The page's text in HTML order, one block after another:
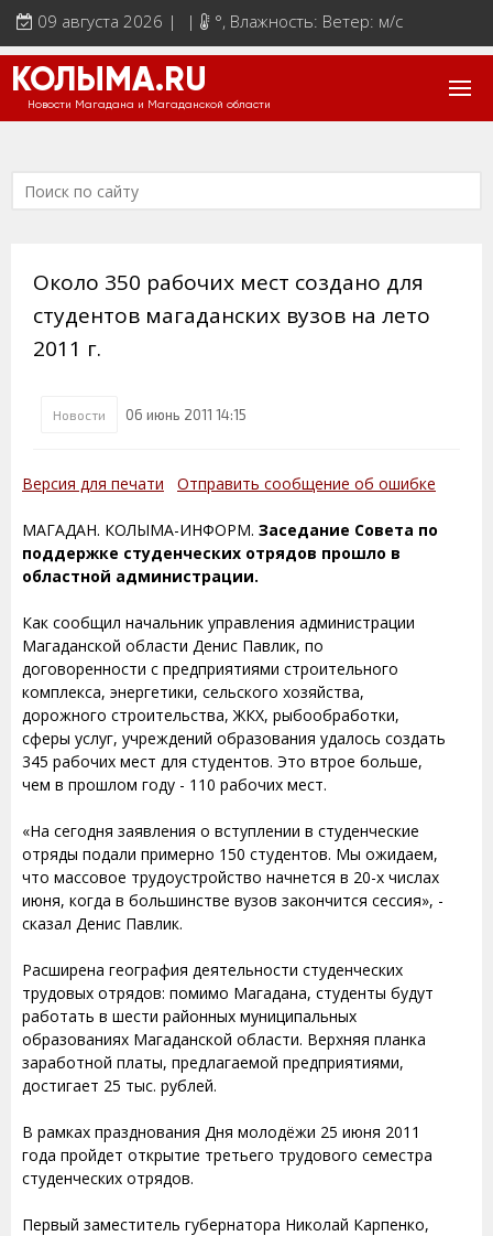
09 августа 2026 | | °, Влажность: Ветер: м/с
КОЛЫМА.RU
Новости Магадана и Магаданской области
Около 350 рабочих мест создано для
студентов магаданских вузов на лето
2011 г.
Новости 06 июнь 2011 14:15
Версия для печати Отправить сообщение об ошибке
МАГАДАН. КОЛЫМА-ИНФОРМ. Заседание Совета по
поддержке студенческих отрядов прошло в
областной администрации.
Как сообщил начальник управления администрации
Магаданской области Денис Павлик, по
договоренности с предприятиями строительного
комплекса, энергетики, сельского хозяйства,
дорожного строительства, ЖКХ, рыбообработки,
сферы услуг, учреждений образования удалось создать
345 рабочих мест для студентов. Это втрое больше,
чем в прошлом году - 110 рабочих мест.
«На сегодня заявления о вступлении в студенческие
отряды подали примерно 150 студентов. Мы ожидаем,
что массовое трудоустройство начнется в 20-х числах
июня, когда в большинстве вузов закончится сессия», -
сказал Денис Павлик.
Расширена география деятельности студенческих
трудовых отрядов: помимо Магадана, студенты будут
работать в шести районных муниципальных
образованиях Магаданской области. Верхняя планка
заработной платы, предлагаемой предприятиями,
достигает 25 тыс. рублей.
В рамках празднования Дня молодёжи 25 июня 2011
года пройдет открытие третьего трудового семестра
студенческих отрядов.
Первый заместитель губернатора Николай Карпенко,